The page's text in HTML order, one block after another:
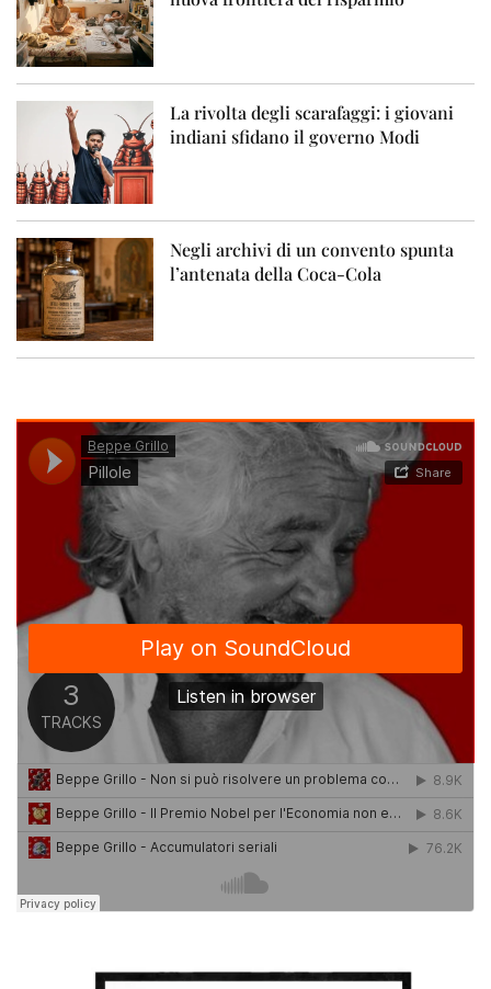
La rivolta degli scarafaggi: i giovani
indiani sfidano il governo Modi
Negli archivi di un convento spunta
l’antenata della Coca-Cola